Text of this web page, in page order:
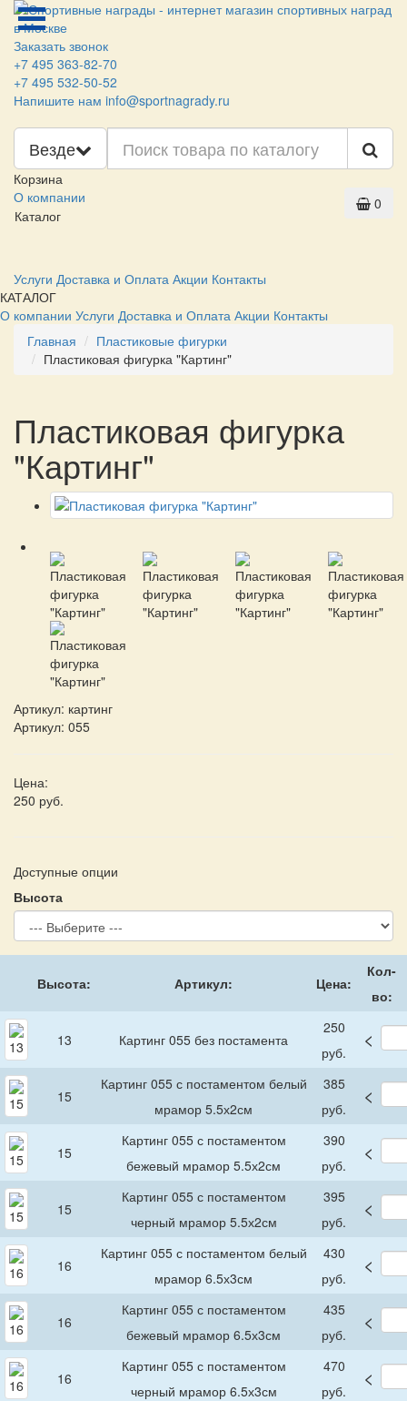
Заказать звонок
+7 495 363-82-70
+7 495 532-50-52
Напишите нам info@sportnagrady.ru
Везде
Корзина
0
О компании
Каталог
Услуги Доставка и Оплата Акции Контакты
КАТАЛОГ
О компании Услуги Доставка и Оплата Акции Контакты
Главная
Пластиковые фигурки
Пластиковая фигурка "Картинг"
Пластиковая фигурка
"Картинг"
Артикул: картинг
Артикул: 055
Цена:
250 руб.
Доступные опции
Высота
Высота: Артикул: Цена:
Кол-
во:
13 Картинг 055 без постамента
250
руб.
<
15
Картинг 055 с постаментом белый
мрамор 5.5х2см
385
руб.
<
15
Картинг 055 с постаментом
бежевый мрамор 5.5х2см
390
руб.
<
15
Картинг 055 с постаментом
черный мрамор 5.5х2см
395
руб.
<
16
Картинг 055 с постаментом белый
мрамор 6.5х3см
430
руб.
<
16
Картинг 055 с постаментом
бежевый мрамор 6.5х3см
435
руб.
<
16
Картинг 055 с постаментом
черный мрамор 6.5х3см
470
руб.
<